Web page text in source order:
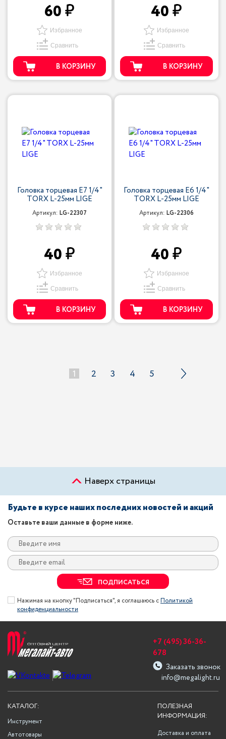
60
Избранное
Сравнить
В КОРЗИНУ
40
Избранное
Сравнить
В КОРЗИНУ
Головка торцевая Е7 1/4"
TORX L-25мм LIGE
Артикул: LG-22307
40
Избранное
Сравнить
В КОРЗИНУ
Головка торцевая Е6 1/4"
TORX L-25мм LIGE
Артикул: LG-22306
40
Избранное
Сравнить
В КОРЗИНУ
1 2 3 4 5
Наверх страницы
Будьте в курсе наших последних новостей и акций
Оставьте ваши данные в форме ниже.
ПОДПИСАТЬСЯ
Нажимая на кнопку "Подписаться", я соглашаюсь сПолитикой
конфиденциальности
info@megalight.ru
+7 (495) 36-36-
678
Заказать звонок
ПОЛЕЗНАЯ
ИНФОРМАЦИЯ:
Доставка и оплата
КАТАЛОГ:
Инструмент
Автотовары